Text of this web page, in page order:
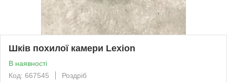
Шків похилої камери Lexion
В наявності
Код: 667545
Роздріб